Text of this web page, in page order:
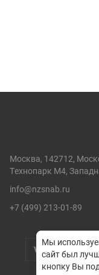
Москва, 142712,
Технопарк М4,
info@nzsnab.ru
+7 (499) 213-01-89
Мы
сайт был
кнопку Вы